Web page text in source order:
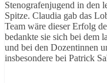
Stenografenjugend in den
Spitze. Claudia gab das
Team wäre dieser Erfolg
bedankte sie sich bei dem
und bei den Dozentinnen
insbesondere bei Patrick